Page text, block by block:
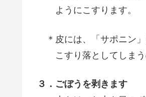
ようにこすります。
＊皮には、「サポニン
こすり落としてしまう
３．ごぼうを剥きます